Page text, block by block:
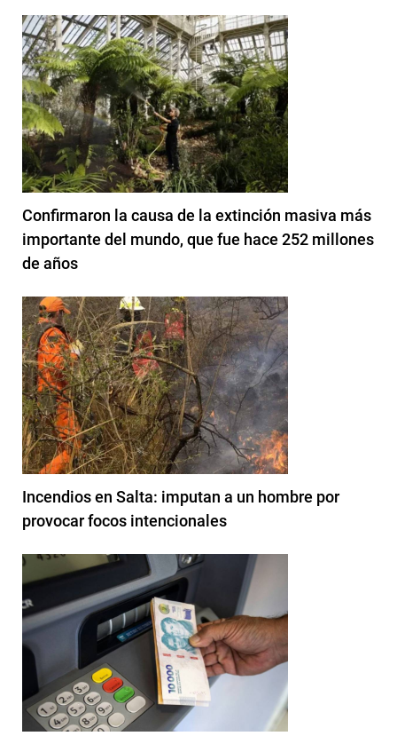
Confirmaron la causa de la extinción masiva más
importante del mundo, que fue hace 252 millones
de años
Incendios en Salta: imputan a un hombre por
provocar focos intencionales